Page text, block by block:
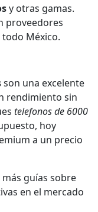
y otras gamas.
proveedores
México.
son una excelente
rendimiento sin
telefonos de 6000
hoy
a un precio
guías sobre
en el mercado